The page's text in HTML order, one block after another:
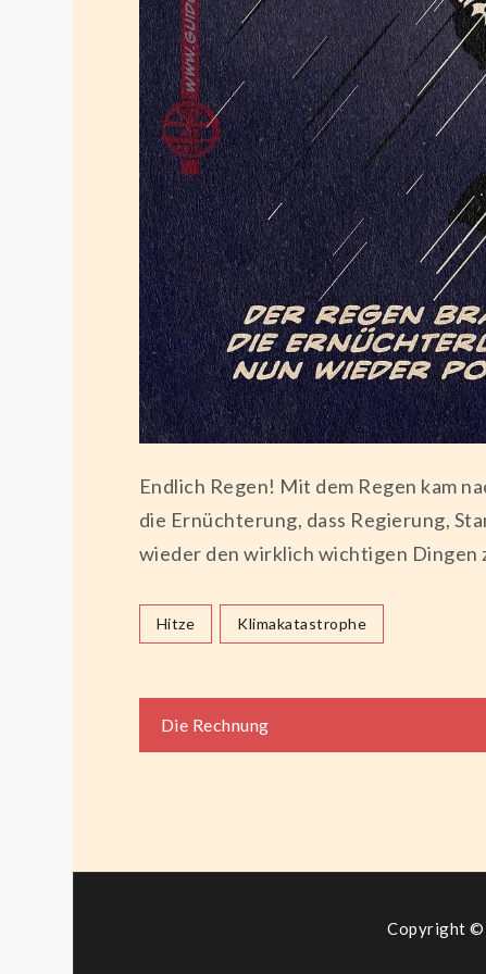
Endlich Regen! Mit dem Regen kam
die Ernüchterung, dass Regierung,
wieder den wirklich wichtigen Dingen
Hitze Klimakatastrophe
Die Rechnung
Copyright ©